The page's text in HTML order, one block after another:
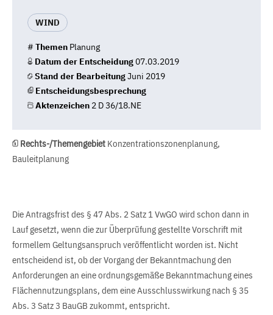
WIND
# Themen Planung
Datum der Entscheidung07.03.2019
Stand der BearbeitungJuni 2019
Entscheidungsbesprechung
Aktenzeichen 2 D 36/18.NE
Rechts-/Themengebiet Konzentrationszonenplanung,
Bauleitplanung
Die Antragsfrist des § 47 Abs. 2 Satz 1 VwGO wird schon dann in
Lauf gesetzt, wenn die zur Überprüfung gestellte Vorschrift mit
formellem Geltungsanspruch veröffentlicht worden ist. Nicht
entscheidend ist, ob der Vorgang der Bekanntmachung den
Anforderungen an eine ordnungsgemäße Bekanntmachung eines
Flächennutzungsplans, dem eine Ausschlusswirkung nach § 35
Abs. 3 Satz 3 BauGB zukommt, entspricht.